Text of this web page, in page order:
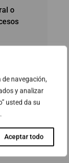
de navegación,
y analizar
usted da su
Aceptar todo
o